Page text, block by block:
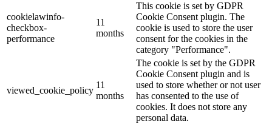
cookielawinfo-
checkbox-
performance
11
months
This cookie is set by GDPR
Cookie Consent plugin. The
cookie is used to store the user
consent for the cookies in the
category "Performance".
viewed_cookie_policy
11
months
The cookie is set by the GDPR
Cookie Consent plugin and is
used to store whether or not user
has consented to the use of
cookies. It does not store any
personal data.